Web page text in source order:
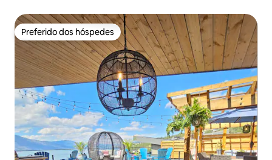
Preferido dos hóspedes
Preferido dos hóspedes